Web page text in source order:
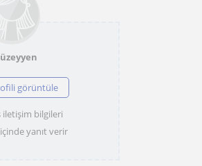
görüntüle
iletişim bilgileri
yanıt verir